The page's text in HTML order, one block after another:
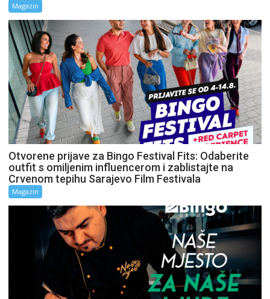
Magazin
Otvorene prijave za Bingo Festival Fits: Odaberite
outfit s omiljenim influencerom i zablistajte na
Crvenom tepihu Sarajevo Film Festivala
Magazin